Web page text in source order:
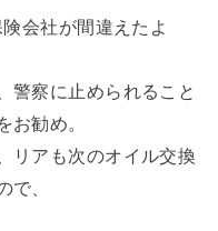
会社が間違えたよ
警察に止められること
お勧め。
リアも次のオイル交換
で、